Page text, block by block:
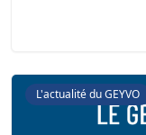
L'actualité du GEYVO